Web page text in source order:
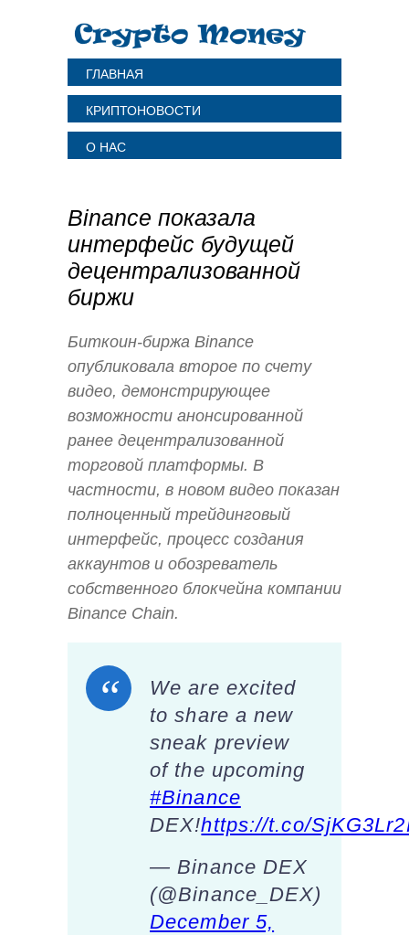
ГЛАВНАЯ
КРИПТОНОВОСТИ
О НАС
Binance показала
интерфейс будущей
децентрализованной
биржи
Биткоин-биржа Binance
опубликовала второе по счету
видео, демонстрирующее
возможности анонсированной
ранее децентрализованной
торговой платформы. В
частности, в новом видео показан
полноценный трейдинговый
интерфейс, процесс создания
аккаунтов и обозреватель
собственного блокчейна компании
Binance Chain.
We are excited
to share a new
sneak preview
of the upcoming
#Binance
DEX!https://t.co/
— Binance DEX
(@Binance_DEX)
December 5,